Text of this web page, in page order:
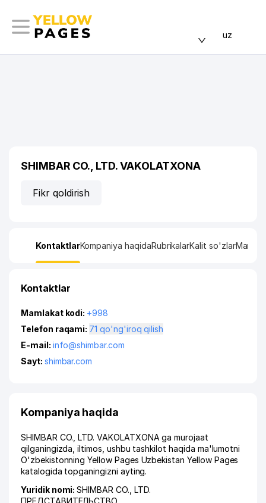
uz
SHIMBAR CO., LTD. VAKOLATXONA
Fikr qoldirish
KontaktlarKompaniya haqidaRubrikalarKalit so'zlarManzil
Kontaktlar
Mamlakat kodi: +998
Telefon raqami:
71 qo'ng'iroq qilish
E-mail: info@shimbar.com
Sayt: shimbar.com
Kompaniya haqida
SHIMBAR CO., LTD. VAKOLATXONA ga murojaat
qilganingizda, iltimos, ushbu tashkilot haqida ma'lumotni
O'zbekistonning Yellow Pages Uzbekistan Yellow Pages
katalogida topganingizni ayting.
Yuridik nomi:SHIMBAR CO., LTD.
ПРЕДСТАВИТЕЛЬСТВО